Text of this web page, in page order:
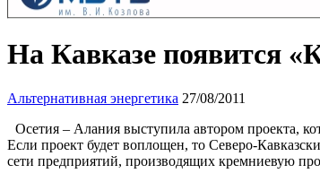
На Кавказе появится
Альтернативная энергетика 27/08/2011
Осетия – Алания выступила автором проекта,
Если проект будет воплощен, то Северо-
сети предприятий, производящих кремниевую